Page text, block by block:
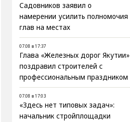
Садовников заявил о
намерении усилить полномочия
глав на местах
07.08 в 17:37
Глава «Железных дорог Якутии»
поздравил строителей с
профессиональным праздником
07.08 в 17:03
«Здесь нет типовых задач»:
начальник стройплощадки